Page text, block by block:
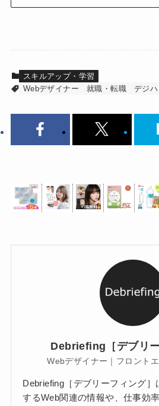
スキルアップ・学習
Webデザイナー
就職・転職 デジハ
Debriefing［デブリー
Webデザイナー｜フロント
Debriefing［デブリーフィング］
するWeb関連の情報や、仕事効